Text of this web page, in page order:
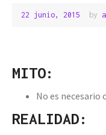
22 junio, 2015 by
MITO:
No es necesario
REALIDAD: